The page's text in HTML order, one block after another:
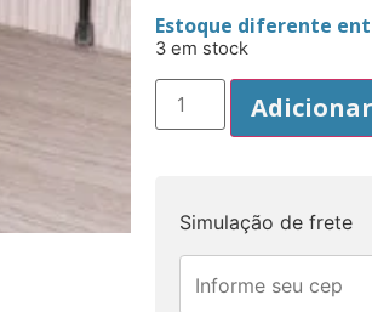
Estoque diferente
3 em stock
Adicionar
Simulação de frete